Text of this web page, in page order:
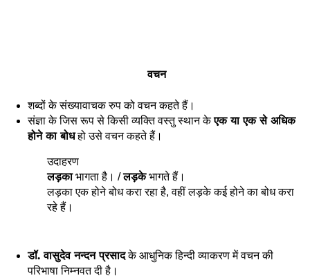
वचन
शब्दों के संख्यावाचक रुप को वचन कहते हैं।
संज्ञा के जिस रूप से किसी व्यक्ति वस्तु स्थान केएक या एक से अधिक
होने का बोधहो उसे वचन कहते हैं।
उदाहरण
लड़काभागता है। /लड़केभागते हैं।
लड़का एक होने बोध करा रहा है, वहीं लड़के कई होने का बोध करा
रहे हैं।
डॉ. वासुदेव नन्दन प्रसादके आधुनिक हिन्दी व्याकरण में वचन की
परिभाषा निम्नवत दी है।